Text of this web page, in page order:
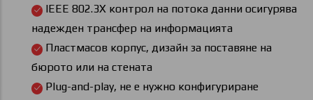
IEEE 802.3X контрол на потока данни осигурява
надежден трансфер на информацията
Пластмасов корпус, дизайн за поставяне на
бюрото или на стената
Plug-and-play, не е нужно конфигуриране